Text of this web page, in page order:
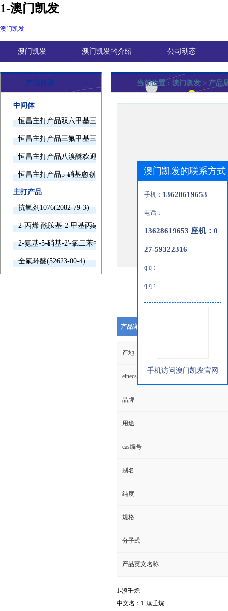
1-澳门凯发
澳门凯发
澳门凯发 澳门凯发的介绍 公司动态
产品目录
中间体
恒昌主打产品双六甲基三胺欢迎询价
恒昌主打产品三氟甲基三甲基硅烷欢迎询价
恒昌主打产品八溴醚欢迎询价
恒昌主打产品5-硝基愈创木酚钠欢迎询价
主打产品
抗氧剂1076(2082-79-3)
2-丙烯 酰胺基-2-甲基丙磺酸(15214-89-8)
2-氨基-5-硝基-2'-氯二苯甲酮(2011-66-7)
全氟环醚(52623-00-4)
当前位置 : 澳门凯发 > 产品
产品详细说明
产地
einecs编号
品牌
用途
cas编号
别名
纯度
规格
分子式
产品英文名称
1-溴壬烷
中文名：1-溴壬烷
澳门凯发的联系方式
手机： 13628619653
电话：
13628619653 座机：0
27-59322316
q q：
q q：
手机访问澳门凯发官网